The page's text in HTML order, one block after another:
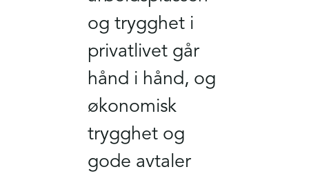
og trygghet i
privatlivet går
hånd i hånd, og
økonomisk
trygghet og
gode avtaler